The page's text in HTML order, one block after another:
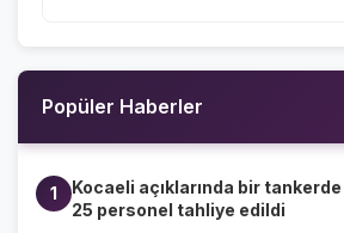
Popüler Haberler
1
Kocaeli açıklarında bir
25 personel tahliye edildi